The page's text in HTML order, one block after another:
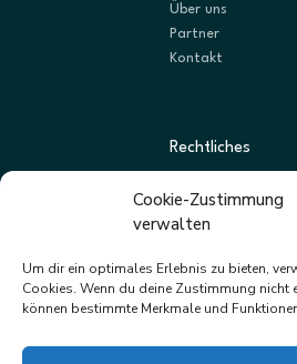
Cookie-Zustimmung
verwalten
Um dir ein optimales Erlebnis zu bieten,
Cookies. Wenn du deine Zustimmung nicht
können bestimmte Merkmale und
Über uns
Partner
Kontakt
Rechtliches
Datenschutz
Impressum
Newsletter